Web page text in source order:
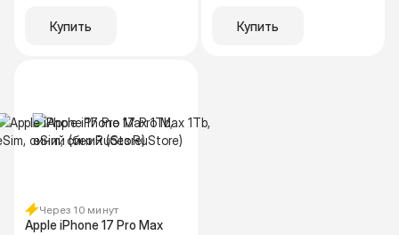
Купить Купить
Через 10 минут
Apple iPhone 17 Pro Max